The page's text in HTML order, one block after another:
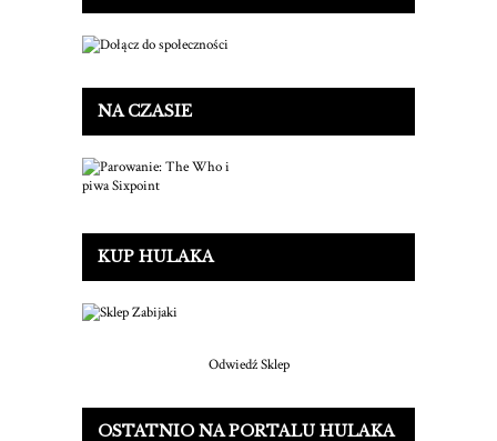
NA CZASIE
KUP HULAKA
Odwiedź Sklep
OSTATNIO NA PORTALU HULAKA